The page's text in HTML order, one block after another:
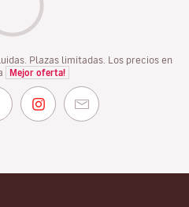
Plazas limitadas. Los precios en
Mejor oferta!